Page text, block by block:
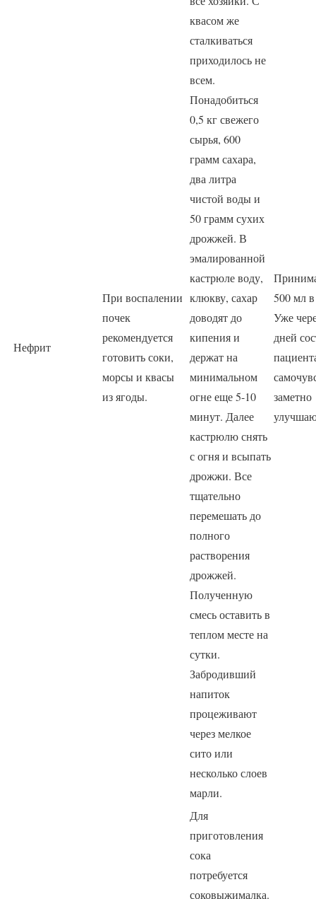
Нефрит
При воспалении
почек
рекомендуется
готовить соки,
морсы и квасы
из ягоды.
квасом же
сталкиваться
приходилось не
всем.
Понадобиться
0,5 кг свежего
сырья, 600
грамм сахара,
два литра
чистой воды и
50 грамм сухих
дрожжей. В
эмалированной
кастрюле воду,
клюкву, сахар
доводят до
кипения и
держат на
минимальном
огне еще 5-10
минут. Далее
кастрюлю снять
с огня и всыпать
дрожжи. Все
тщательно
перемешать до
полного
растворения
дрожжей.
Полученную
смесь оставить в
теплом месте на
сутки.
Забродивший
напиток
процеживают
через мелкое
сито или
несколько слоев
марли.
500 мл
Уже
дней
заметно
Для
приготовления
сока
потребуется
соковыжималка.